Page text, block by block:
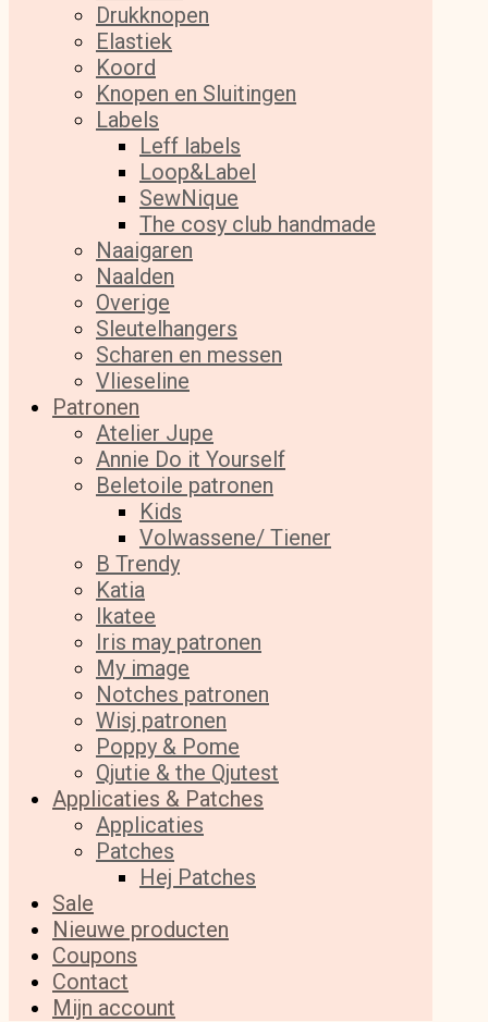
Drukknopen
Elastiek
Koord
Knopen en Sluitingen
Labels
Leff labels
Loop&Label
SewNique
The cosy club handmade
Naaigaren
Naalden
Overige
Sleutelhangers
Scharen en messen
Vlieseline
Patronen
Atelier Jupe
Annie Do it Yourself
Beletoile patronen
Kids
Volwassene/ Tiener
B Trendy
Katia
Ikatee
Iris may patronen
My image
Notches patronen
Wisj patronen
Poppy & Pome
Qjutie & the Qjutest
Applicaties & Patches
Applicaties
Patches
Hej Patches
Sale
Nieuwe producten
Coupons
Contact
Mijn account